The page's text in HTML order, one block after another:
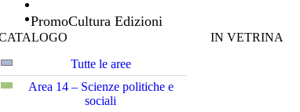
PromoCultura Edizioni
Tutte le aree
Area 14 – Scienze politiche e
sociali
IN VETRINA